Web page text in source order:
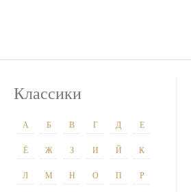
Классики
А Б В Г Д Е
Ё Ж З И Й К
Л М Н О П Р